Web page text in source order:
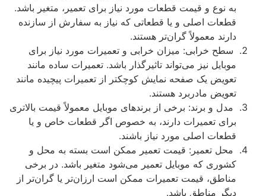
به نوع و قیمت قطعات مورد نیاز برای تعمیر، متغیر باشد.
قطعات اصلی و یا قطعاتی که نیاز به سفارش از سازنده
دارند معمولاً گران‌تر هستند.
سطح خرابی: میزان خرابی و تعمیرات مورد نیاز برای
موبایل نیز می‌تواند تاثیرگذار باشد. تعمیرات ساده مانند
تعویض یک صفحه نمایش کوچکتر از تعمیرات پیچیده مانند
تعویض مادربرد هستند.
مدل و برند: برخی از برندهای موبایل معمولاً قیمت بالاتری
برای تعمیرات دارند، به خصوص اگر قطعات خاص و یا
قطعات اصلی مورد نیاز باشند.
محل تعمیر: قیمت تعمیر ممکن است بسته به محل و
کشوری که موبایل تعمیر می‌شود متغیر باشد. در برخی
مناطق، قیمت تعمیرات ممکن است ارزان‌تر یا گران‌تر از
دیگر مناطق باشد.